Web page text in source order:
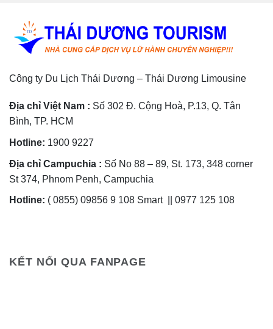
Công ty Du Lịch Thái Dương – Thái Dương Limousine
Địa chỉ Việt Nam : Số 302 Đ. Cộng Hoà, P.13, Q. Tân
Bình, TP. HCM
Hotline: 1900 9227
Địa chỉ Campuchia : Số No 88 – 89, St. 173, 348 corner
St 374, Phnom Penh, Campuchia
Hotline: ( 0855) 09856 9 108 Smart || 0977 125 108
KẾT NỐI QUA FANPAGE